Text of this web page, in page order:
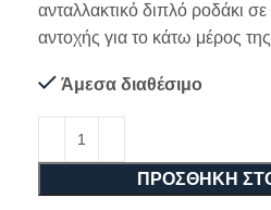
ανταλλακτικό διπλό ροδάκι
αντοχής για το κάτω μέρος
Άμεσα διαθέσιμο
ΠΡΟΣΘΉΚΗ